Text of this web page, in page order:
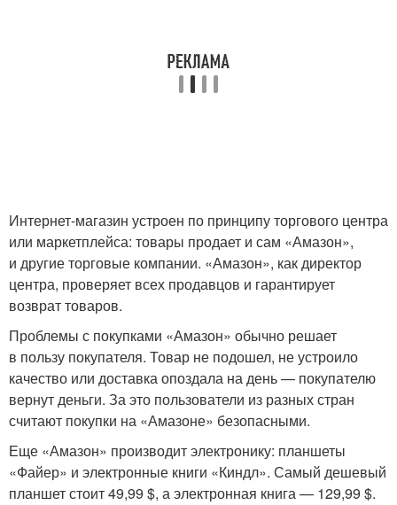
Интернет-магазин устроен по принципу торгового центра
или маркетплейса: товары продает и сам «Амазон»,
и другие торговые компании. «Амазон», как директор
центра, проверяет всех продавцов и гарантирует
возврат товаров.
Проблемы с покупками «Амазон» обычно решает
в пользу покупателя. Товар не подошел, не устроило
качество или доставка опоздала на день — покупателю
вернут деньги. За это пользователи из разных стран
считают покупки на «Амазоне» безопасными.
Еще «Амазон» производит электронику: планшеты
«Файер» и электронные книги «Киндл». Самый дешевый
планшет стоит 49,99 $, а электронная книга — 129,99 $.